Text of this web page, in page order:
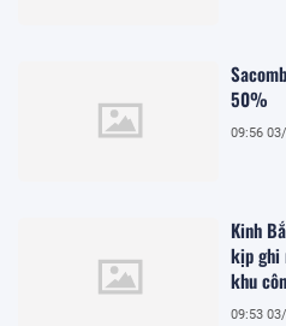
50%
09:56
Kinh
kịp ghi
khu
09:53